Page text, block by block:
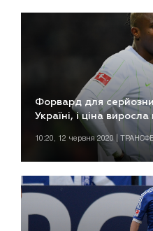
Форвард для
Україні, і ціна
10:20, 12 червня 2020 |